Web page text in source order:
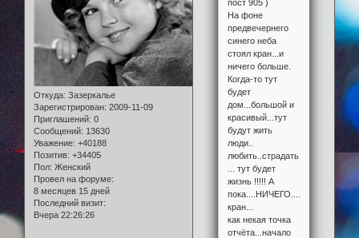
Откуда: Зазеркалье
Зарегистрирован: 2009-11-09
Приглашений: 0
Сообщений: 13630
Уважение: +40188
Позитив: +34405
Пол: Женский
Провел на форуме:
8 месяцев 15 дней
Последний визит:
Вчера 22:26:26
пост 905 )
На фоне
предвечернего
синего неба
стоял кран...и
ничего больше.
Когда-то тут
будет
дом...большой и
красивый...тут
будут жить
люди..
любить..страдать
... тут будет
жизнь !!!!! А
пока....НИЧЕГО....только
кран...
как некая точка
отчёта...начало